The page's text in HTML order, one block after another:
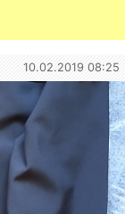
10.02.2019 08:25